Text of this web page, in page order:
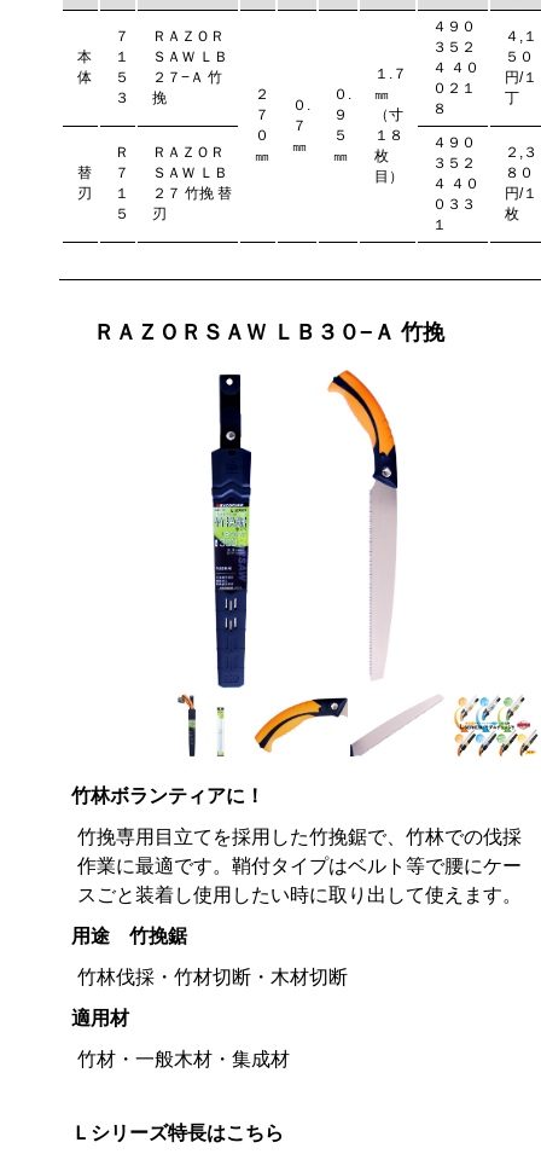
本
体
７
１
５
３
ＲＡＺＯＲ
ＳＡＷ ＬＢ
２７−Ａ 竹
挽
２
７
０
㎜
０.
７
㎜
０.
９
５
㎜
１.７
㎜
（寸
１８
枚
目）
４９０
３５２
４ ４０
０２１
８
４,１
５０
円/１
丁
替
刃
Ｒ
７
１
５
ＲＡＺＯＲ
ＳＡＷ ＬＢ
２７ 竹挽 替
刃
４９０
３５２
４ ４０
０３３
１
２,３
８０
円/１
枚
ＲＡＺＯＲＳＡＷ ＬＢ３０−Ａ 竹挽
竹林ボランティアに！
竹挽専用目立てを採用した竹挽鋸で、竹林での伐採
作業に最適です。鞘付タイプはベルト等で腰にケー
スごと装着し使用したい時に取り出して使えます。
用途 竹挽鋸
竹林伐採・竹材切断・木材切断
適用材
竹材・一般木材・集成材
Ｌシリーズ特長はこちら